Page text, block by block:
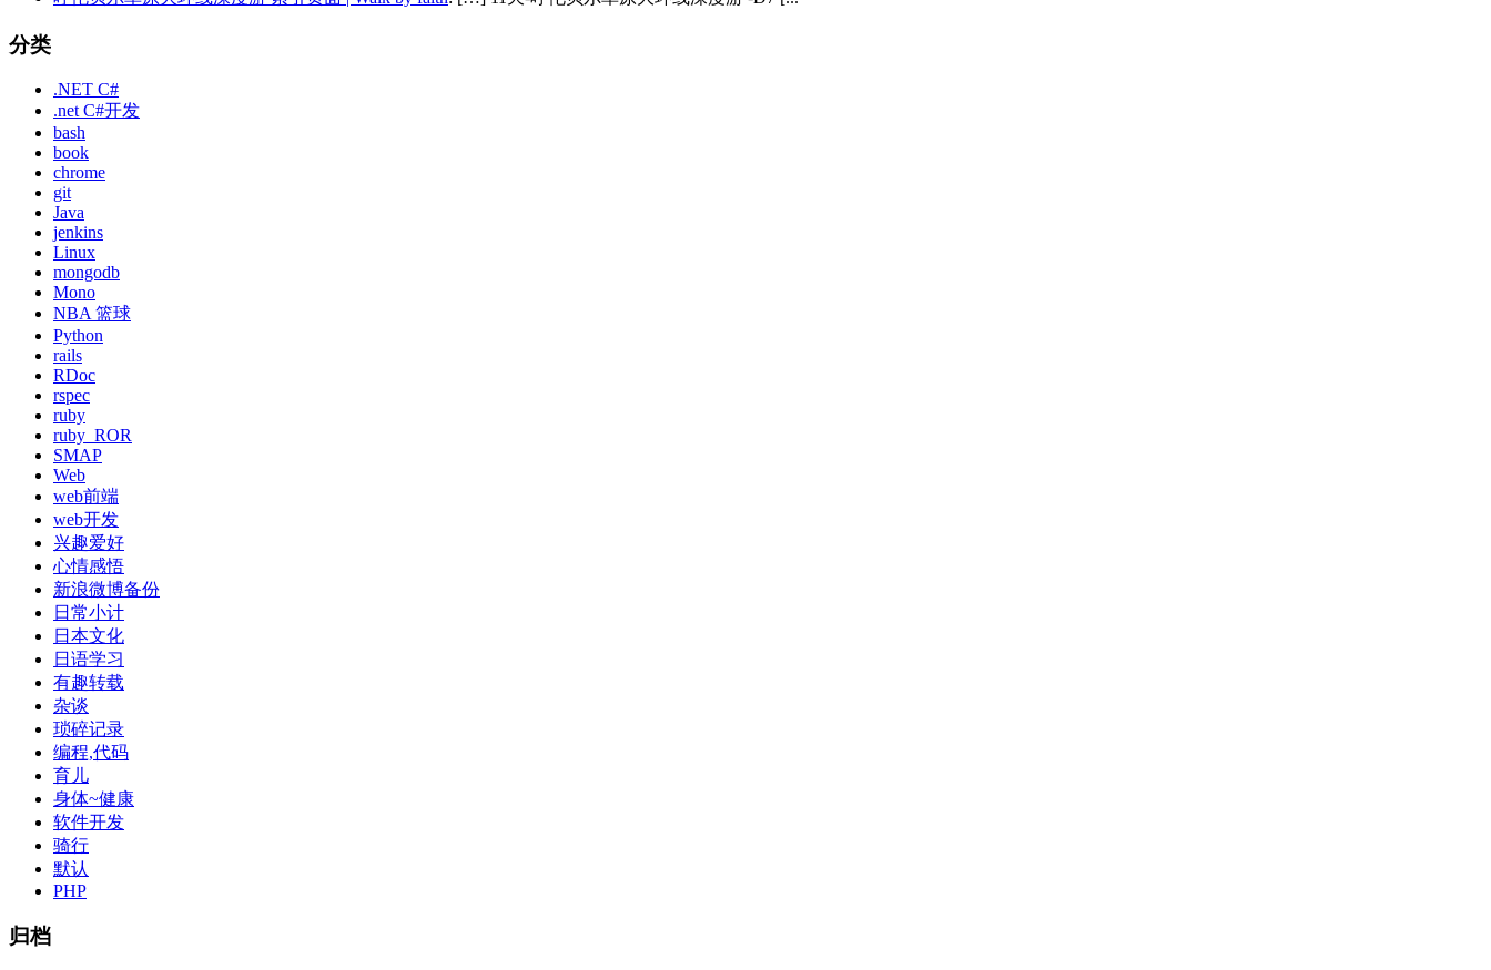
分类
.NET C#
.net C#开发
bash
book
chrome
git
Java
jenkins
Linux
mongodb
Mono
NBA 篮球
Python
rails
RDoc
rspec
ruby
ruby_ROR
SMAP
Web
web前端
web开发
兴趣爱好
心情感悟
新浪微博备份
日常小计
日本文化
日语学习
有趣转载
杂谈
琐碎记录
编程,代码
育儿
身体~健康
软件开发
骑行
默认
PHP
归档